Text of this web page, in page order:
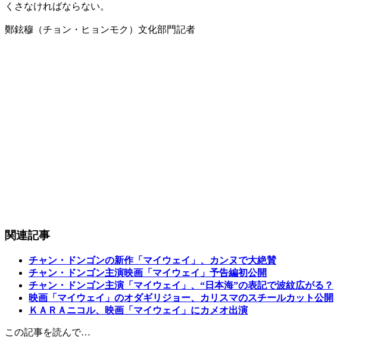
くさなければならない。
鄭鉉穆（チョン・ヒョンモク）文化部門記者
関連記事
チャン・ドンゴンの新作「マイウェイ」、カンヌで大絶賛
チャン・ドンゴン主演映画「マイウェイ」予告編初公開
チャン・ドンゴン主演「マイウェイ」、“日本海”の表記で波紋広がる？
映画「マイウェイ」のオダギリジョー、カリスマのスチールカット公開
ＫＡＲＡニコル、映画「マイウェイ」にカメオ出演
この記事を読んで…